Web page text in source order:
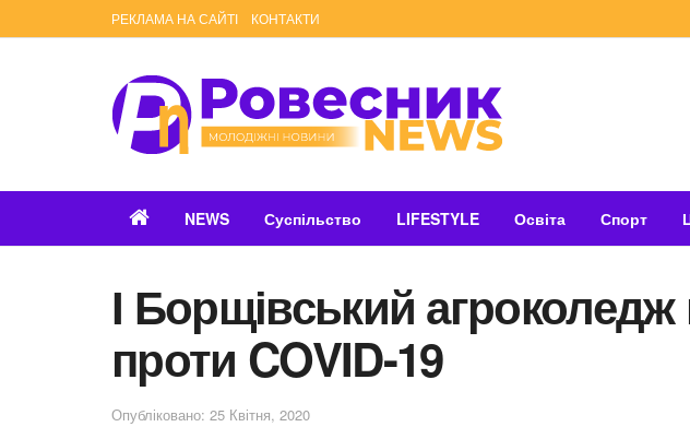
РЕКЛАМА НА САЙТІ КОНТАКТИ
NEWS Суспільство LIFESTYLE Освіта Спорт
І Борщівський
проти COVID-19
Опубліковано: 25 Квітня, 2020